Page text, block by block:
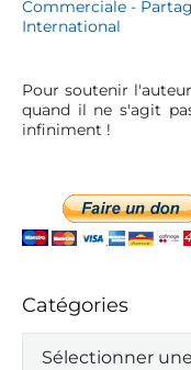
Pour soutenir
quand il ne s'agit
infiniment !
Catégories